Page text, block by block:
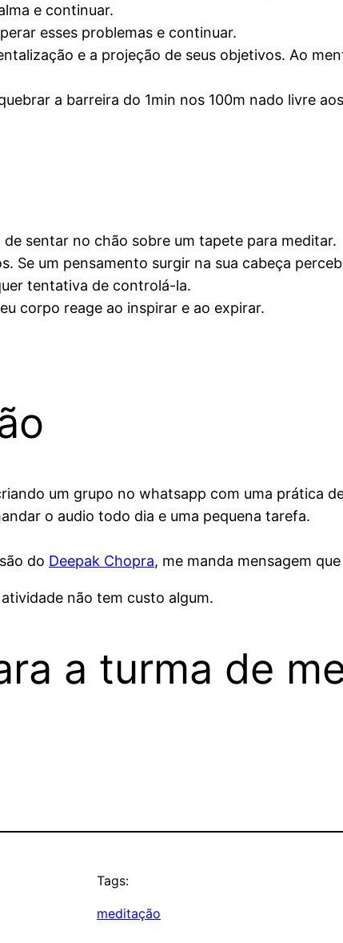
e continuar.
esses problemas e continuar.
e a projeção de seus objetivos. Ao
a barreira do 1min nos 100m nado livre
sentar no chão sobre um tapete para meditar.
Se um pensamento surgir na sua cabeça
tentativa de controlá-la.
corpo reage ao inspirar e ao expirar.
um grupo no whatsapp com uma prática
o audio todo dia e uma pequena tarefa.
do Deepak Chopra, me manda mensagem
não tem custo algum.
a turma de
Tags:
meditação